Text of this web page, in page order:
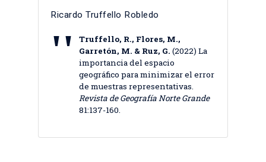
Ricardo Truffello Robledo
Truffello, R., Flores, M.,
Garretón, M. & Ruz, G. (2022) La
importancia del espacio
geográfico para minimizar el error
de muestras representativas.
Revista de Geografía Norte Grande
81:137-160.